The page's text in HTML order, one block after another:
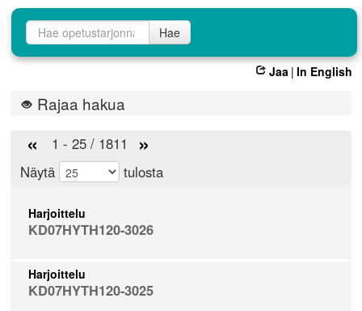
Opetustarjontahaku
Hae
Jaa | In English
Rajaa hakua
« 1 - 25 / 1811 »
Näytä tulosta
Harjoittelu
KD07HYTH120-3026
Harjoittelu
KD07HYTH120-3025